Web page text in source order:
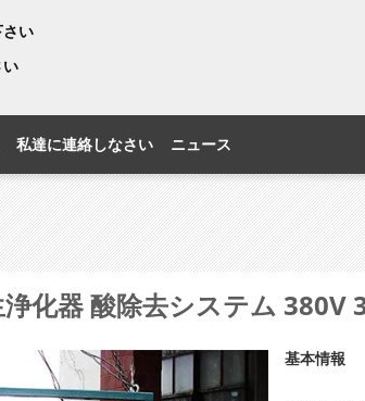
い
私達に連絡しなさい ニュース
化器 酸除去システム 380V
基本情報